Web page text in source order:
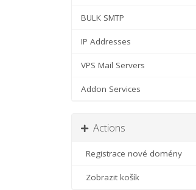
BULK SMTP
IP Addresses
VPS Mail Servers
Addon Services
Actions
Registrace nové domény
Zobrazit košík